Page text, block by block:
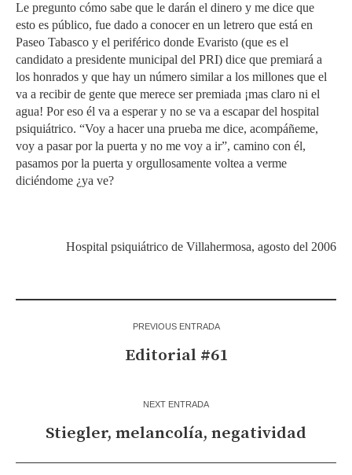
Le pregunto cómo sabe que le darán el dinero y me dice que
esto es público, fue dado a conocer en un letrero que está en
Paseo Tabasco y el periférico donde Evaristo (que es el
candidato a presidente municipal del PRI) dice que premiará a
los honrados y que hay un número similar a los millones que el
va a recibir de gente que merece ser premiada ¡mas claro ni el
agua! Por eso él va a esperar y no se va a escapar del hospital
psiquiátrico. “Voy a hacer una prueba me dice, acompáñeme,
voy a pasar por la puerta y no me voy a ir”, camino con él,
pasamos por la puerta y orgullosamente voltea a verme
diciéndome ¿ya ve?
Hospital psiquiátrico de Villahermosa, agosto del 2006
PREVIOUS ENTRADA
Editorial #61
NEXT ENTRADA
Stiegler, melancolía, negatividad